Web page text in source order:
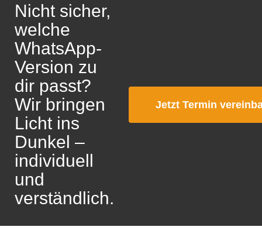
Nicht sicher,
welche
WhatsApp-
Version zu
dir passt?
Wir bringen
Licht ins
Dunkel –
individuell
und
verständlich.
Jetzt Termin